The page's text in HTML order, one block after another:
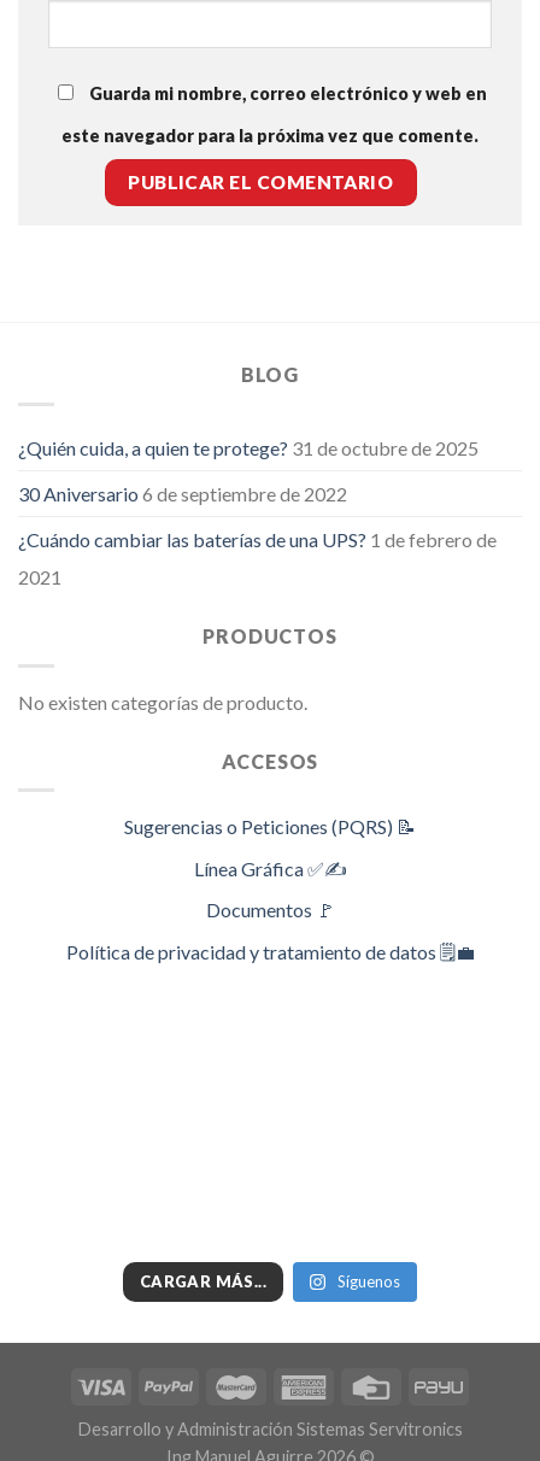
Guarda mi nombre, correo electrónico y web en
este navegador para la próxima vez que comente.
BLOG
¿Quién cuida, a quien te protege? 31 de octubre de 2025
30 Aniversario 6 de septiembre de 2022
¿Cuándo cambiar las baterías de una UPS? 1 de febrero de
2021
PRODUCTOS
No existen categorías de producto.
ACCESOS
Sugerencias o Peticiones (PQRS) 📝
Línea Gráfica ✅✍️
Documentos 🚩
Política de privacidad y tratamiento de datos 🗒️💼
CARGAR MÁS... Síguenos
Desarrollo y Administración Sistemas Servitronics
Ing Manuel Aguirre 2026 ©